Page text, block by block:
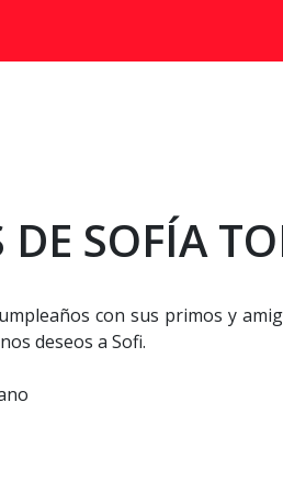
SOFÍA
con sus primos y
deseos a Sofi.